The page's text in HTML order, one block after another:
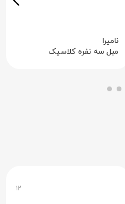
نامیرا
مبل سه نفره کلاسیک
۱۲